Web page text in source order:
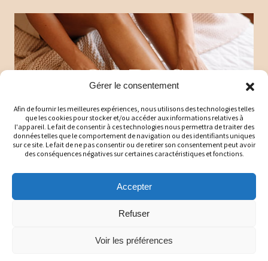
Gérer le consentement
Afin de fournir les meilleures expériences, nous utilisons des technologies telles
que les cookies pour stocker et/ou accéder aux informations relatives à
l'appareil. Le fait de consentir à ces technologies nous permettra de traiter des
données telles que le comportement de navigation ou des identifiants uniques
sur ce site. Le fait de ne pas consentir ou de retirer son consentement peut avoir
des conséquences négatives sur certaines caractéristiques et fonctions.
Accepter
Refuser
Voir les préférences
CORPS
MAISON